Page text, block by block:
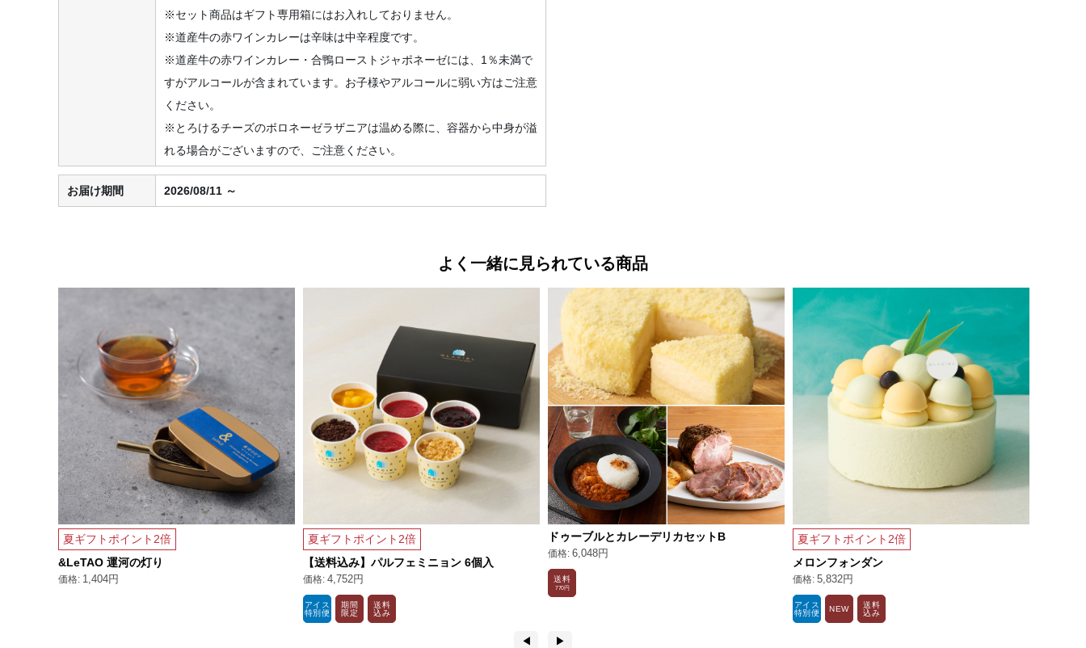
※セット商品はギフト専用箱にはお入れしておりません。
※道産牛の赤ワインカレーは辛味は中辛程度です。
※道産牛の赤ワインカレー・合鴨ローストジャポネーゼには、1％未満で
すがアルコールが含まれています。お子様やアルコールに弱い方はご注意
ください。
※とろけるチーズのボロネーゼラザニアは温める際に、容器から中身が溢
れる場合がございますので、ご注意ください。
お届け期間 2026/08/11 ～
よく一緒に見られている商品
夏ギフトポイント2倍
&LeTAO 運河の灯り
1,404円
夏ギフトポイント2倍
【送料込み】パルフェミニョン 6個入
4,752円
アイス
特別便
期間
限定
送料
込み
ドゥーブルとカレーデリカセットB
6,048円
送料
770円
夏ギフトポイント2倍
メロンフォンダン
5,832円
アイス
特別便
NEW
送料
込み
◀︎ ▶︎